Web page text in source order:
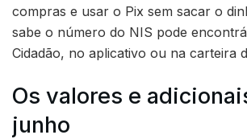
compras e usar o Pix sem sacar o
sabe o número do NIS pode
Cidadão, no aplicativo ou na carteira
Os valores e
junho